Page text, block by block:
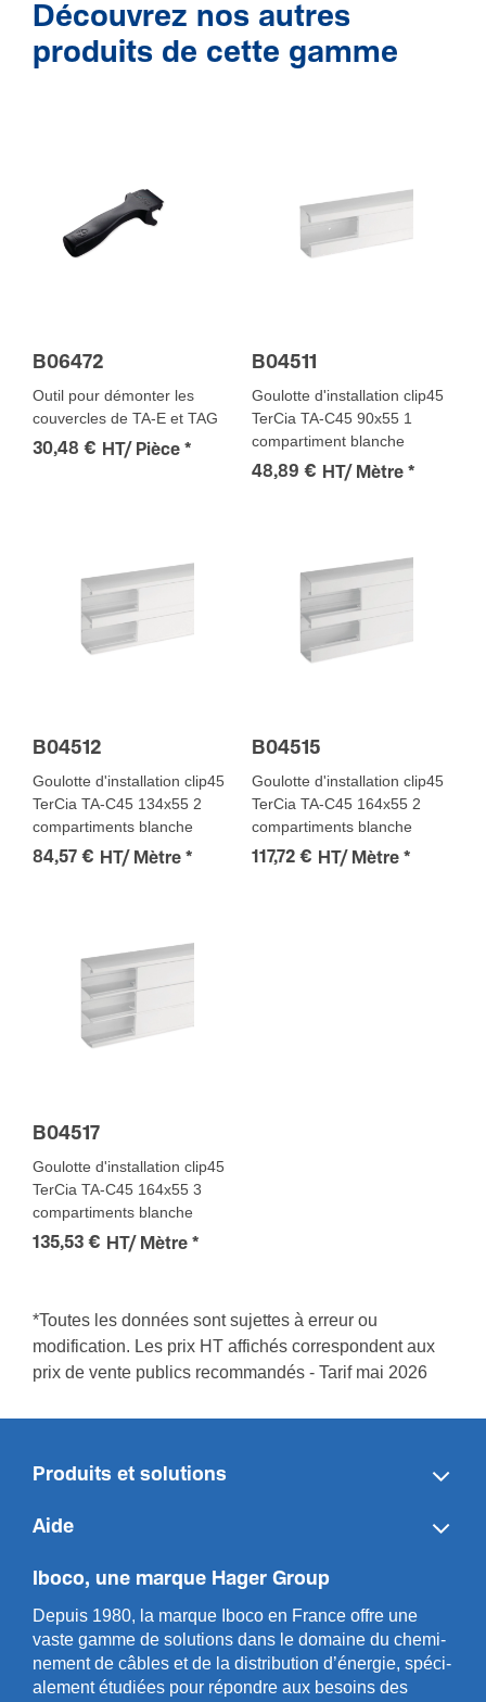
Découvrez nos autres
produits de cette gamme
B06472
Outil pour démonter les
couvercles de TA-E et TAG
30,48 € HT/ Pièce *
B04511
Goulotte d'installation clip45
TerCia TA-C45 90x55 1
compartiment blanche
48,89 € HT/ Mètre *
B04512
Goulotte d'installation clip45
TerCia TA-C45 134x55 2
compartiments blanche
84,57 € HT/ Mètre *
B04515
Goulotte d'installation clip45
TerCia TA-C45 164x55 2
compartiments blanche
117,72 € HT/ Mètre *
B04517
Goulotte d'installation clip45
TerCia TA-C45 164x55 3
compartiments blanche
135,53 € HT/ Mètre *
*Toutes les données sont sujettes à erreur ou
modification. Les prix HT affichés correspondent aux
prix de vente publics recommandés - Tarif mai 2026
Produits et solutions
Aide
Iboco, une marque Hager Group
Depuis 1980, la marque Iboco en France offre une
vaste gamme de solut­ions dans le domaine du chemi­
n­ement de câbles et de la distri­bution d’énergie, spéci­
a­l­ement étudiées pour répondre aux besoins des